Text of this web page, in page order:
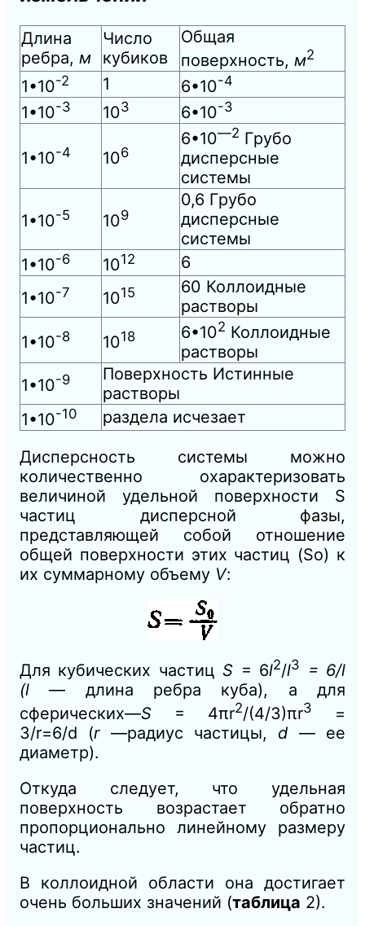
Длина
ребра, м
Число
кубиков
Общая
поверхность, м2
1•10-2 1 6•10-4
1•10-3 103 6•10-3
1•10-4 106
6•10—2 Грубо
дисперсные
системы
1•10-5 109
0,6 Грубо
дисперсные
системы
1•10-6 1012
6
1•10-7 1015 60 Коллоидные
растворы
1•10-8 1018 6•102 Коллоидные
растворы
1•10-9
Поверхность Истинные
растворы
1•10-10 раздела исчезает
Дисперсность системы можно
количественно охарактеризовать
величиной удельной поверхности S
частиц дисперсной фазы,
представляющей собой отношение
общей поверхности этих частиц (So) к
их суммарному объему V:
Для кубических частиц S = 6l2/l3 = 6/l
(l— длина ребра куба), а для
сферических—S = 4πr2/(4/3)πr3
=
3/r=6/d (r—радиус частицы, d — ее
диаметр).
Откуда следует, что удельная
поверхность возрастает обратно
пропорционально линейному размеру
частиц.
В коллоидной области она достигает
очень больших значений (таблица 2).